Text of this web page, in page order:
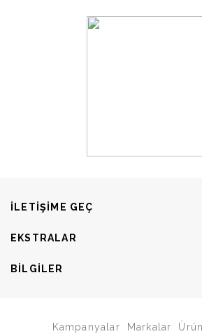
ILETIŞIME GEÇ
EKSTRALAR
BILGILER
Kampanyalar Markalar